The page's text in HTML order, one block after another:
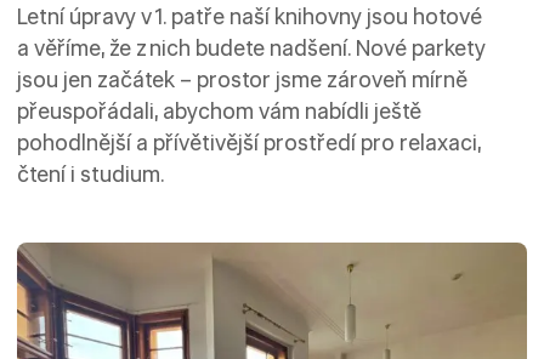
Letní úpravy v 1. patře naší knihovny jsou hotové
a věříme, že z nich budete nadšení. Nové parkety
jsou jen začátek – prostor jsme zároveň mírně
přeuspořádali, abychom vám nabídli ještě
pohodlnější a přívětivější prostředí pro relaxaci,
čtení i studium.